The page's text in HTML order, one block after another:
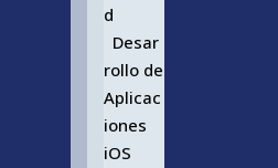
d
Desar
rollo de
Aplicac
iones
iOS